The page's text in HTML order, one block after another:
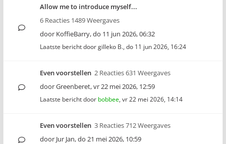
Allow me to introduce myself...
6 Reacties 1489 Weergaves
door KoffieBarry,do 11 jun 2026, 06:32
Laatste bericht doorgilleko B., do 11 jun 2026, 16:24
Even voorstellen 2 Reacties 631 Weergaves
doorGreenberet,vr 22 mei 2026, 12:59
Laatste bericht door bobbee, vr 22 mei 2026, 14:14
Even voorstellen 3 Reacties 712 Weergaves
door Jur Jan,do 21 mei 2026, 10:59